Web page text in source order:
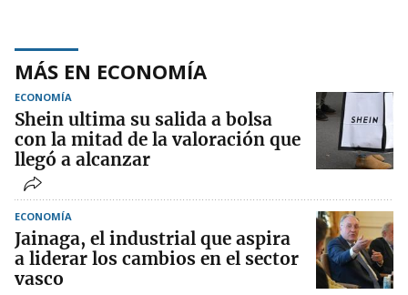
MÁS EN ECONOMÍA
ECONOMÍA
Shein ultima su salida a bolsa
con la mitad de la valoración que
llegó a alcanzar
ECONOMÍA
Jainaga, el industrial que aspira
a liderar los cambios en el sector
vasco